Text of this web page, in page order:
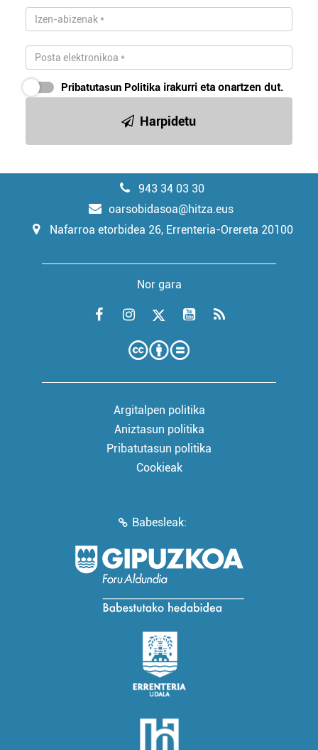
Pribatutasun Politika irakurri eta onartzen dut.
Harpidetu
943 34 03 30
oarsobidasoa@hitza.eus
Nafarroa etorbidea 26, Errenteria-Orereta 20100
Nor gara
Argitalpen politika
Aniztasun politika
Pribatutasun politika
Cookieak
Babesleak: